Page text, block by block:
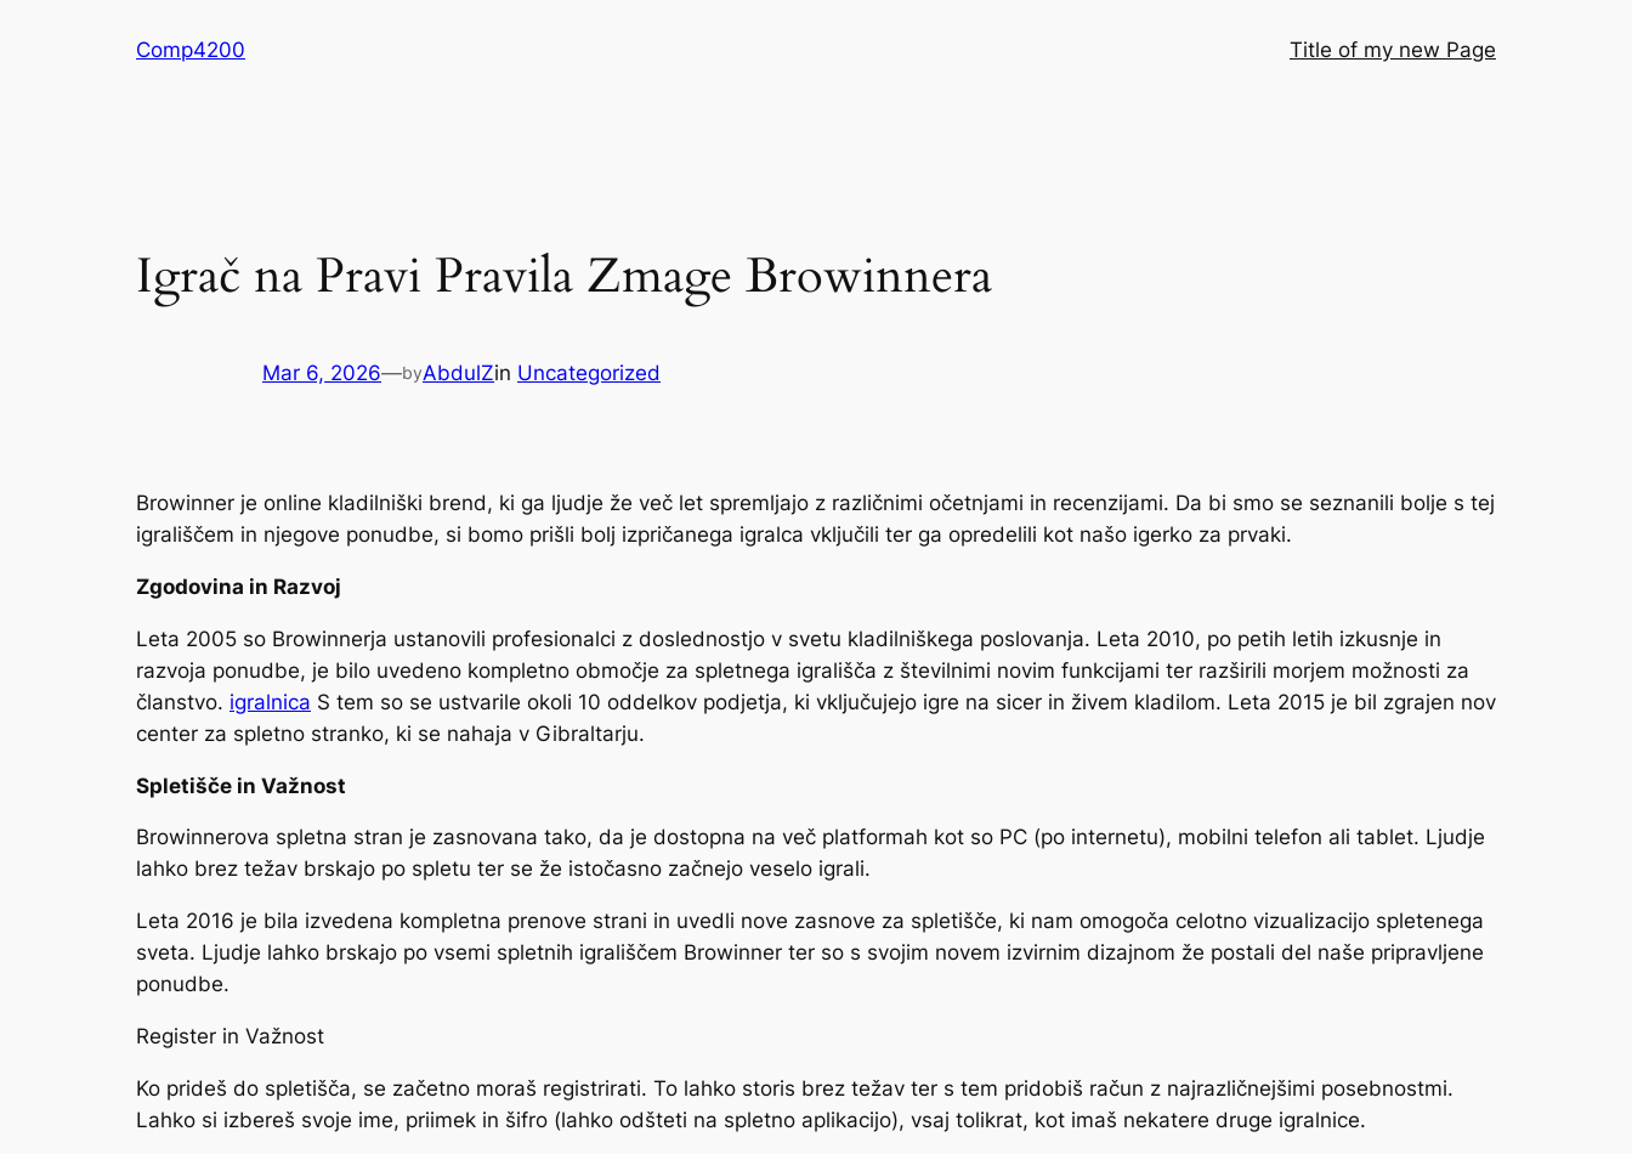
Comp4200 Title of my new Page
Igrač na Pravi Pravila Zmage Browinnera
Mar 6, 2026—byAbdulZin Uncategorized
Browinner je online kladilniški brend, ki ga ljudje že več let spremljajo z različnimi očetnjami in recenzijami. Da bi smo se seznanili bolje s tej
igrališčem in njegove ponudbe, si bomo prišli bolj izpričanega igralca vključili ter ga opredelili kot našo igerko za prvaki.
Zgodovina in Razvoj
Leta 2005 so Browinnerja ustanovili profesionalci z doslednostjo v svetu kladilniškega poslovanja. Leta 2010, po petih letih izkusnje in
razvoja ponudbe, je bilo uvedeno kompletno območje za spletnega igrališča z številnimi novim funkcijami ter razširili morjem možnosti za
članstvo. igralnica S tem so se ustvarile okoli 10 oddelkov podjetja, ki vključujejo igre na sicer in živem kladilom. Leta 2015 je bil zgrajen nov
center za spletno stranko, ki se nahaja v Gibraltarju.
Spletišče in Važnost
Browinnerova spletna stran je zasnovana tako, da je dostopna na več platformah kot so PC (po internetu), mobilni telefon ali tablet. Ljudje
lahko brez težav brskajo po spletu ter se že istočasno začnejo veselo igrali.
Leta 2016 je bila izvedena kompletna prenove strani in uvedli nove zasnove za spletišče, ki nam omogoča celotno vizualizacijo spletenega
sveta. Ljudje lahko brskajo po vsemi spletnih igrališčem Browinner ter so s svojim novem izvirnim dizajnom že postali del naše pripravljene
ponudbe.
Register in Važnost
Ko prideš do spletišča, se začetno moraš registrirati. To lahko storis brez težav ter s tem pridobiš račun z najrazličnejšimi posebnostmi.
Lahko si izbereš svoje ime, priimek in šifro (lahko odšteti na spletno aplikacijo), vsaj tolikrat, kot imaš nekatere druge igralnice.